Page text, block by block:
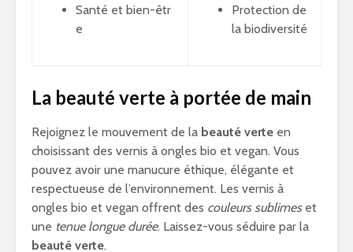
Santé et bien-êtr
e
Protection de
la biodiversité
La beauté verte à portée de main
Rejoignez le mouvement de la beauté verte en
choisissant des vernis à ongles bio et vegan. Vous
pouvez avoir une manucure éthique, élégante et
respectueuse de l’environnement. Les vernis à
ongles bio et vegan offrent des couleurs sublimeset
une tenue longue durée. Laissez-vous séduire par la
beauté verte.